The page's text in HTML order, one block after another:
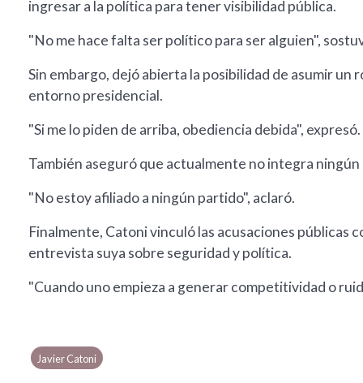
ingresar a la política para tener visibilidad pública.
"No me hace falta ser político para ser alguien",
Sin embargo, dejó abierta la posibilidad de asumir
entorno presidencial.
"Si me lo piden de arriba, obediencia debida", expresó.
También aseguró que actualmente no integra
"No estoy afiliado a ningún partido", aclaró.
Finalmente, Catoni vinculó las acusaciones
entrevista suya sobre seguridad y política.
"Cuando uno empieza a generar competitividad o
Javier Catoni